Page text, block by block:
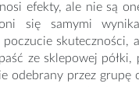
efekty, ale nie są
się samymi
skuteczności,
ze sklepowej półki,
odebrany przez grupę